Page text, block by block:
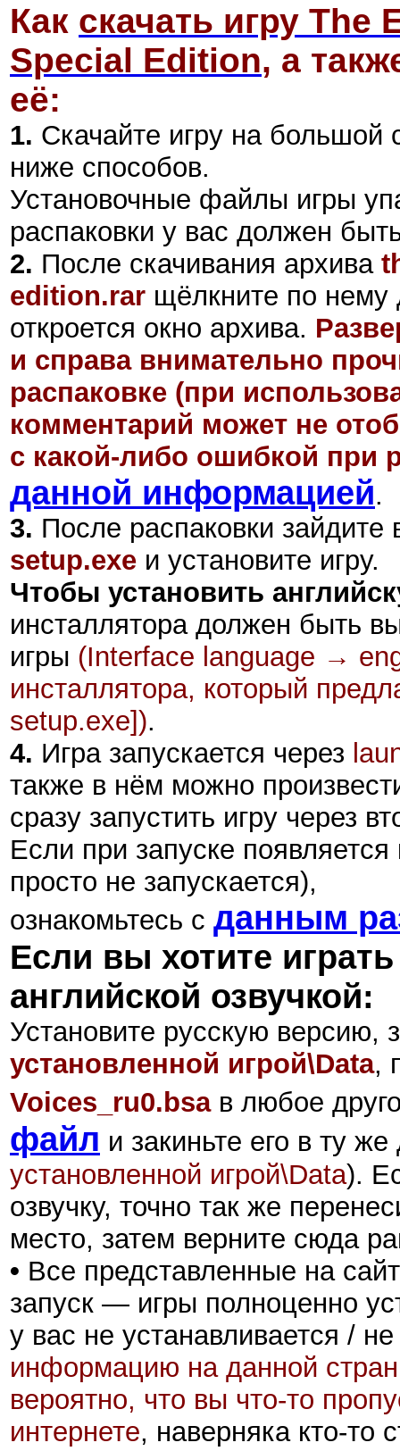
Как скачать игру The
Special Edition, а
её:
1. Скачайте игру на большой
ниже способов.
Установочные файлы игры
распаковки у вас должен
2. После скачивания архива
edition.rar щёлкните по нему
откроется окно архива.
и справа внимательно
распаковке (при
комментарий может не
с какой-либо ошибкой при
данной информацией.
3. После распаковки зайдите
setup.exe и установите игру.
Чтобы установить
инсталлятора должен быть
игры (Interface language →
инсталлятора, который
setup.exe]).
4. Игра запускается через
также в нём можно
сразу запустить игру через
Если при запуске
просто не запускается),
ознакомьтесь с данным
Если вы хотите
английской озвучкой:
Установите русскую версию,
установленной игрой\Data,
Voices_ru0.bsaв любое
файл и закиньте его в ту
установленной игрой\Data).
озвучку, точно так же
место, затем верните сюда
• Все представленные на
запуск — игры полноценно
у вас не устанавливается /
информацию на данной
вероятно, что вы что-то
интернете, наверняка кто-то